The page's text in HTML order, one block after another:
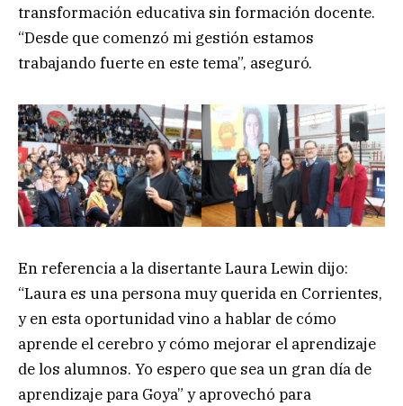
transformación educativa sin formación docente.
“Desde que comenzó mi gestión estamos
trabajando fuerte en este tema”, aseguró.
En referencia a la disertante Laura Lewin dijo:
“Laura es una persona muy querida en Corrientes,
y en esta oportunidad vino a hablar de cómo
aprende el cerebro y cómo mejorar el aprendizaje
de los alumnos. Yo espero que sea un gran día de
aprendizaje para Goya” y aprovechó para